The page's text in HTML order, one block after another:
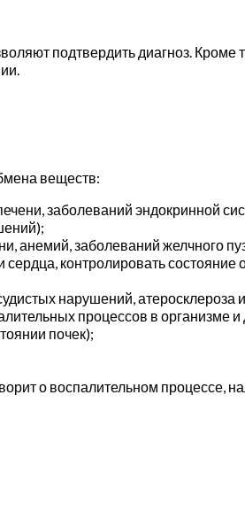
подтвердить диагноз.
веществ:
заболеваний эндокринной
анемий, заболеваний желчного
контролировать
нарушений, атеросклероза
процессов в организме и
почек);
о воспалительном процессе,